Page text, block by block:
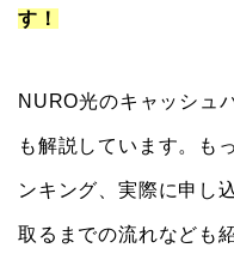
す！
NURO光のキャッシュ
も解説しています。も
ンキング、実際に申し
取るまでの流れなども